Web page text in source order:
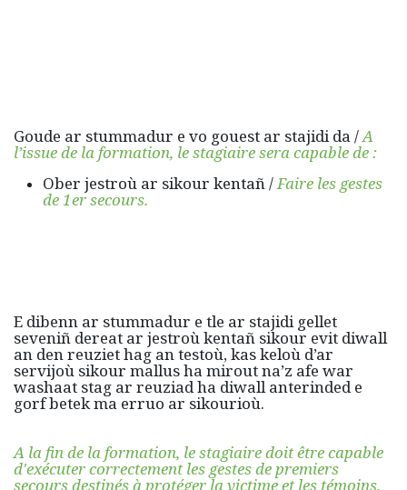
Goude ar stummadur e vo gouest ar stajidi da /A
l’issue de la formation, le stagiaire sera capable de :
Ober jestroù ar sikour kentañ /Faire les gestes
de 1er secours.
E dibenn ar stummadur e tle ar stajidi gellet
seveniñ dereat ar jestroù kentañ sikour evit diwall
an den reuziet hag an testoù, kas keloù d’ar
servijoù sikour mallus ha mirout na’z afe war
washaat stag ar reuziad ha diwall anterinded e
gorf betek ma erruo ar sikourioù.
A la fin de la formation, le stagiaire doit être capable
d'exécuter correctement les gestes de premiers
secours destinés à protéger la victime et les témoins,